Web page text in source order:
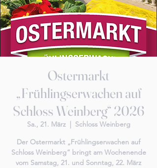
Ostermarkt
„Frühlingserwachen auf
Schloss Weinberg“ 2026
Sa., 21. März
  |
Schloss Weinberg
Der Ostermarkt „Frühlingserwachen auf
Schloss Weinberg“ bringt am Wochenende
vom Samstag, 21. und Sonntag, 22. März